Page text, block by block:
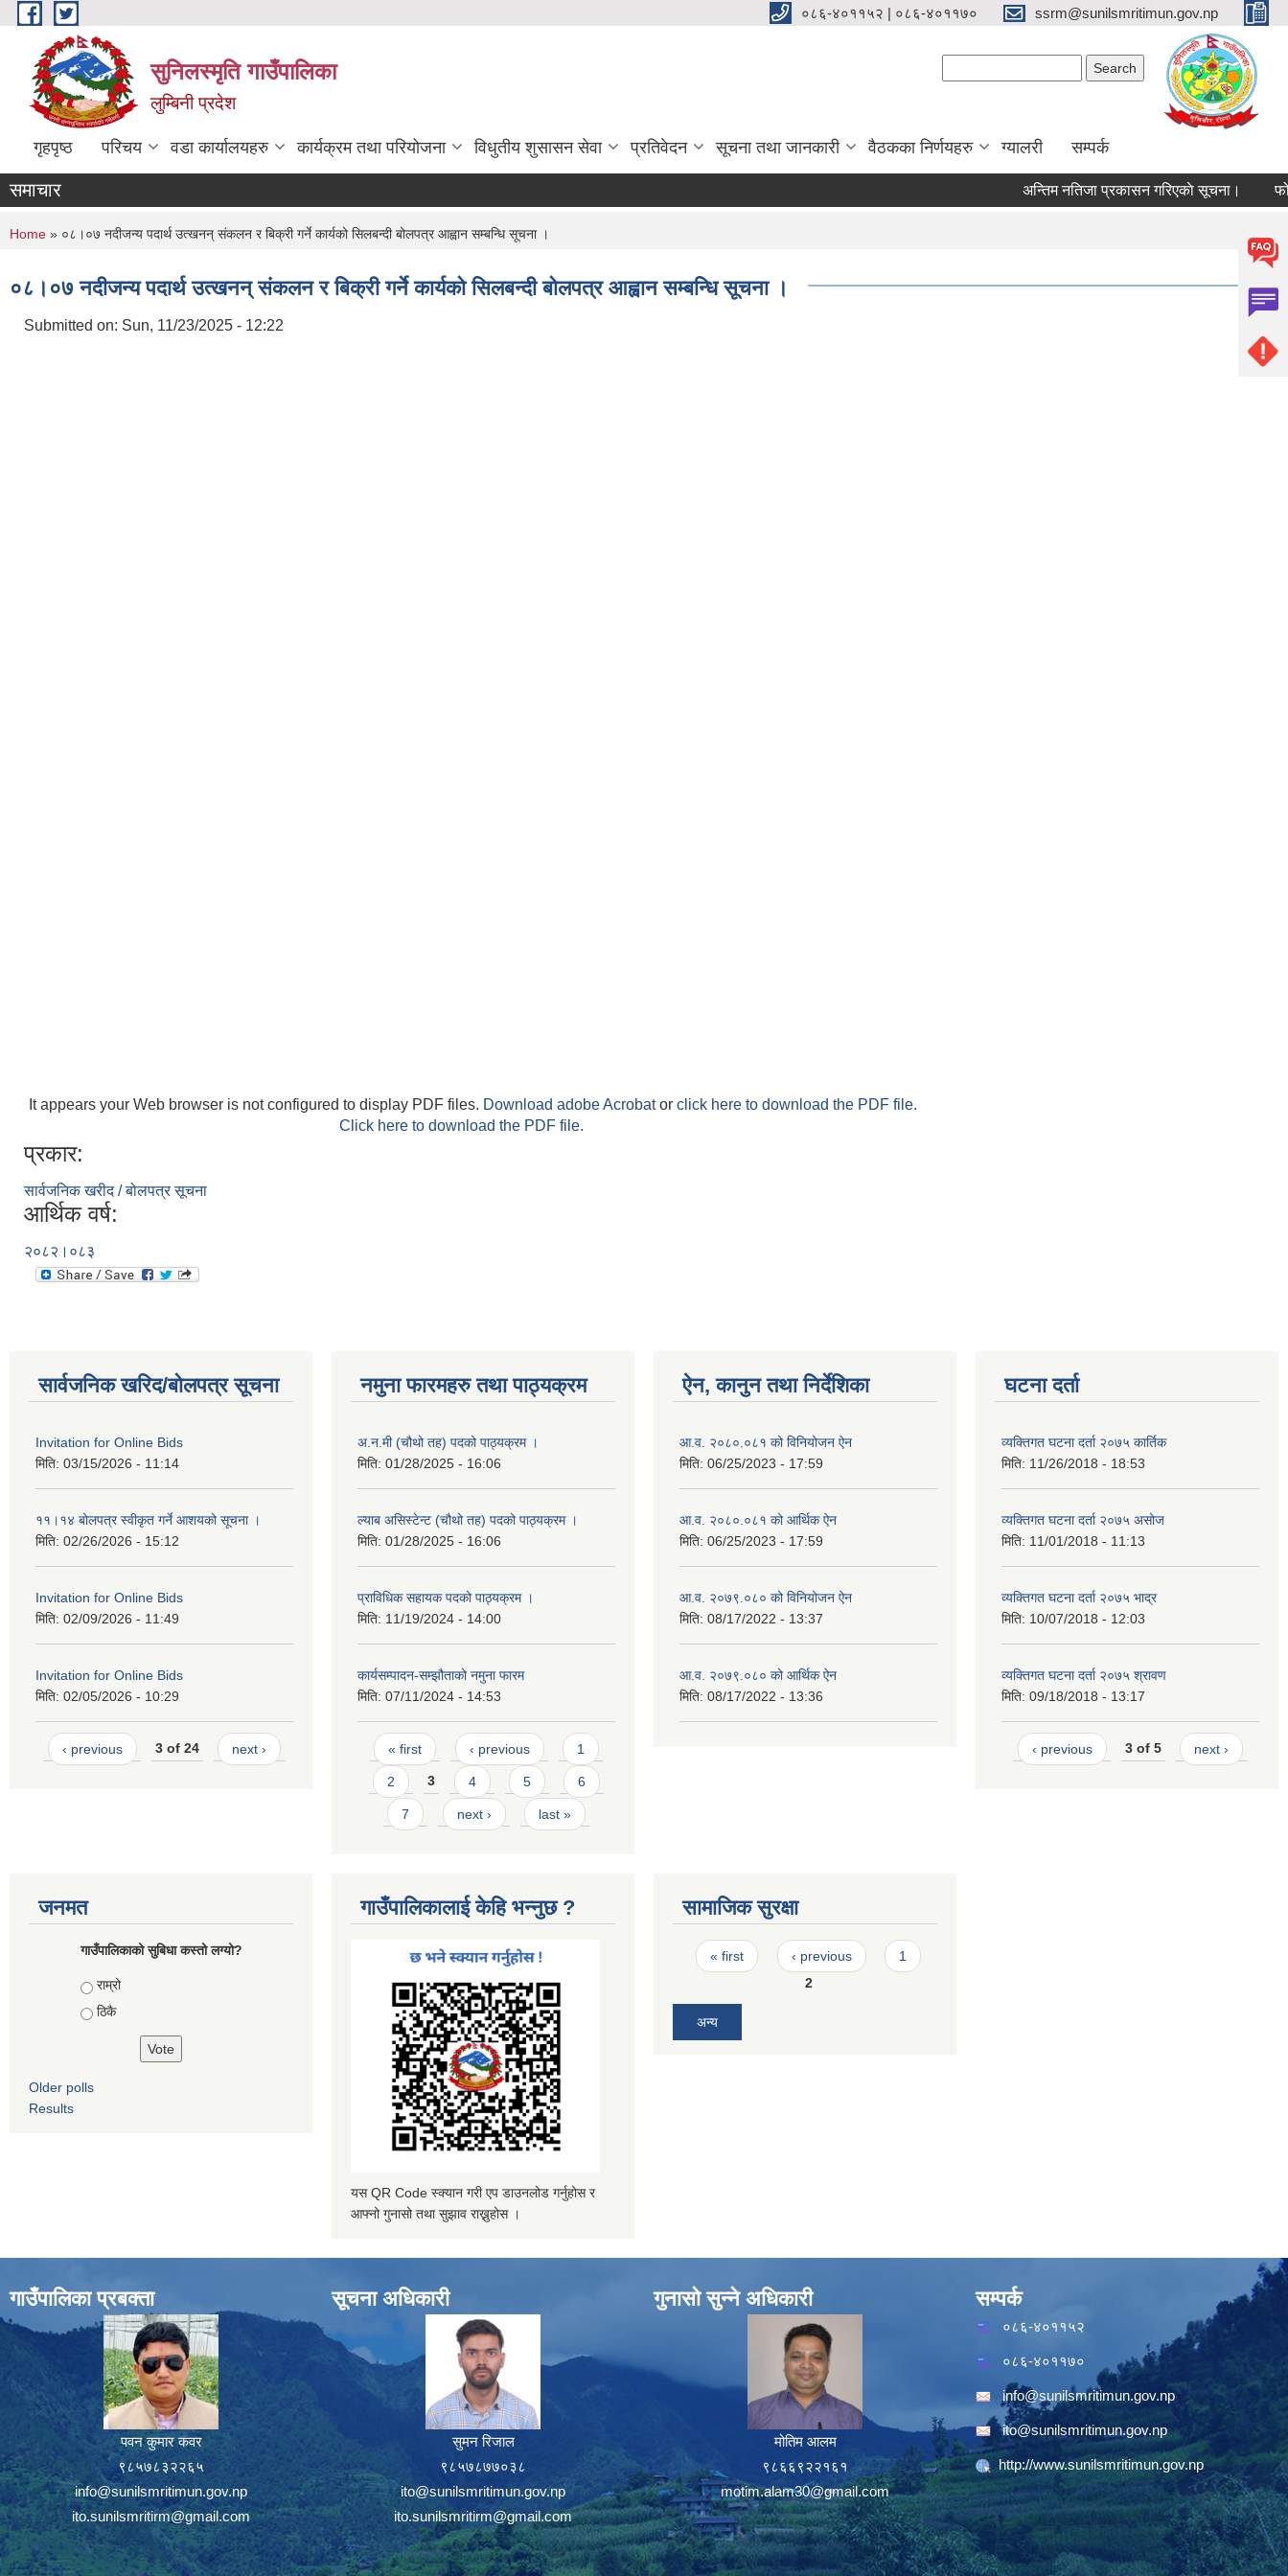
Skip to main content ०८६-४०११५२ | ०८६-४०११७० ssrm@sunilsmritimun.gov.np
सुनिलस्मृति गाउँपालिका
लुम्बिनी प्रदेश
गृहपृष्ठ परिचय वडा कार्यालयहरु कार्यक्रम तथा परियोजना विधुतीय शुसासन सेवा प्रतिवेदन सूचना तथा जानकारी वैठकका निर्णयहरु ग्यालरी सम्पर्क
समाचार अन्तिम नतिजा प्रकासन गरिएकाे सूचना।
You are here
Home » ०८।०७ नदीजन्य पदार्थ उत्खनन् संकलन र बिक्री गर्ने कार्यको सिलबन्दी बोलपत्र आह्वान सम्बन्धि सूचना ।
०८।०७ नदीजन्य पदार्थ उत्खनन् संकलन र बिक्री गर्ने कार्यको सिलबन्दी बोलपत्र आह्वान सम्बन्धि सूचना ।
Submitted on: Sun, 11/23/2025 - 12:22
It appears your Web browser is not configured to display PDF files. Download adobe Acrobator click here to download the PDF file.
Click here to download the PDF file.
प्रकार:
सार्वजनिक खरीद / बोलपत्र सूचना
आर्थिक वर्ष:
२०८२।०८३
सार्वजनिक खरिद/बोलपत्र सूचना
Invitation for Online Bids
मिति: 03/15/2026 - 11:14
११।१४ बोलपत्र स्वीकृत गर्ने आशयको सूचना ।
मिति: 02/26/2026 - 15:12
Invitation for Online Bids
मिति: 02/09/2026 - 11:49
Invitation for Online Bids
मिति: 02/05/2026 - 10:29
‹ previous 3 of 24 next ›
नमुना फारमहरु तथा पाठ्यक्रम
अ.न.मी (चौथो तह) पदको पाठ्यक्रम ।
मिति: 01/28/2025 - 16:06
ल्याब असिस्टेन्ट (चौथो तह) पदको पाठ्यक्रम ।
मिति: 01/28/2025 - 16:06
प्राविधिक सहायक पदको पाठ्यक्रम ।
मिति: 11/19/2024 - 14:00
कार्यसम्पादन-सम्झौताको नमुना फारम
मिति: 07/11/2024 - 14:53
Pages
« first ‹ previous 1
2 3 4 5 6
7 next › last »
ऐन, कानुन तथा निर्देशिका
आ.व. २०८०.०८१ को विनियोजन ऐन
मिति: 06/25/2023 - 17:59
आ.व. २०८०.०८१ को आर्थिक ऐन
मिति: 06/25/2023 - 17:59
आ.व. २०७९.०८० को विनियोजन ऐन
मिति: 08/17/2022 - 13:37
आ.व. २०७९.०८० को आर्थिक ऐन
मिति: 08/17/2022 - 13:36
घटना दर्ता
व्यक्तिगत घटना दर्ता २०७५ कार्तिक
मिति: 11/26/2018 - 18:53
व्यक्तिगत घटना दर्ता २०७५ असोज
मिति: 11/01/2018 - 11:13
व्यक्तिगत घटना दर्ता २०७५ भाद्र
मिति: 10/07/2018 - 12:03
व्यक्तिगत घटना दर्ता २०७५ श्रावण
मिति: 09/18/2018 - 13:17
‹ previous 3 of 5 next ›
जनमत
गाउँपालिकाको सुबिधा कस्तो लग्यो?
Choices
राम्रो
ठिकै
Older polls
Results
गाउँपालिकालाई केहि भन्नुछ ?
यस QR Code स्क्यान गरी एप डाउनलोड गर्नुहोस र
आफ्नो गुनासो तथा सुझाव राख्नुहोस ।
सामाजिक सुरक्षा
Pages
« first ‹ previous
1
2
अन्य
गाउँपालिका प्रबक्ता
पवन कुमार कवर
९८५७८३२२६५
info@sunilsmritimun.gov.np
ito.sunilsmritirm@gmail.com
सूचना अधिकारी
सुमन रिजाल
९८५७८७७०३८
ito@sunilsmritimun.gov.np
ito.sunilsmritirm@gmail.com
गुनासो सुन्ने अधिकारी
मोतिम आलम
९८६६९२२१६१
motim.alam30@gmail.com
सम्पर्क
०८६-४०११५२
०८६-४०११७०
info@sunilsmritimun.gov.np
ito@sunilsmritimun.gov.np
http://www.sunilsmritimun.gov.np